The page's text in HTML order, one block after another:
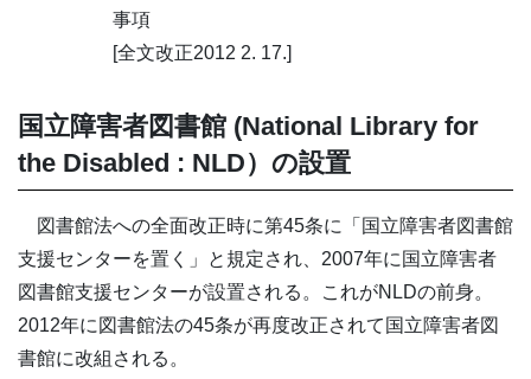
事項
[全文改正2012 2. 17.]
国立障害者図書館 (National Library for
the Disabled : NLD）の設置
図書館法への全面改正時に第45条に「国立障害者図書館
支援センターを置く」と規定され、2007年に国立障害者
図書館支援センターが設置される。これがNLDの前身。
2012年に図書館法の45条が再度改正されて国立障害者図
書館に改組される。